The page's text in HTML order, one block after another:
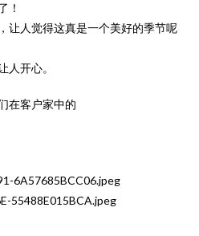
！
让人觉得这真是一个美好的季节呢
人开心。
在客户家中的